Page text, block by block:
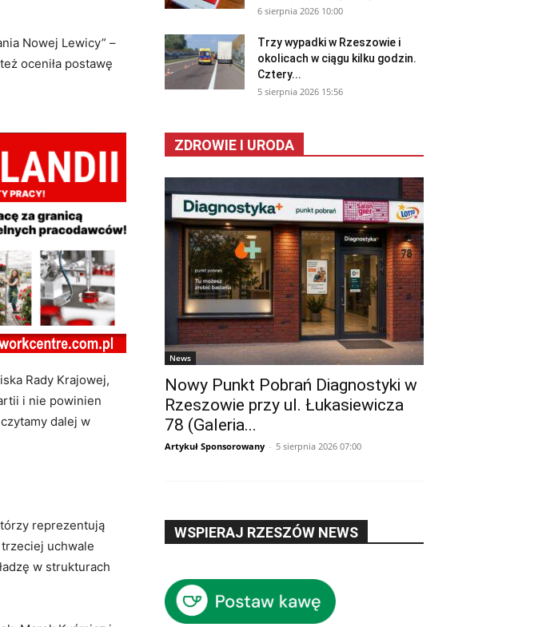
Nowej Lewicy” –
oceniła postawę
Rady Krajowej,
i nie powinien
dalej w
reprezentują
uchwale
w strukturach
6 sierpnia 2026 10:00
Trzy wypadki w Rzeszowie i
okolicach w ciągu kilku godzin.
Cztery...
5 sierpnia 2026 15:56
ZDROWIE I URODA
News
Nowy Punkt Pobrań Diagnostyki w
Rzeszowie przy ul. Łukasiewicza
78 (Galeria...
Artykuł Sponsorowany - 5 sierpnia 2026 07:00
WSPIERAJ RZESZÓW NEWS